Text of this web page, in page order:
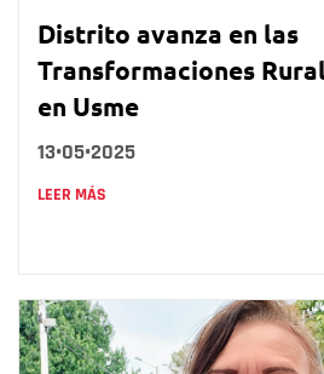
Distrito avanza en las
Transformaciones
en Usme
13•05•2025
LEER MÁS